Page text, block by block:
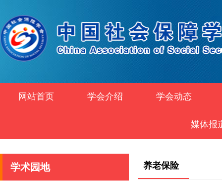
网站首页 学会介绍 学会动态
媒体报
学术园地 养老保险